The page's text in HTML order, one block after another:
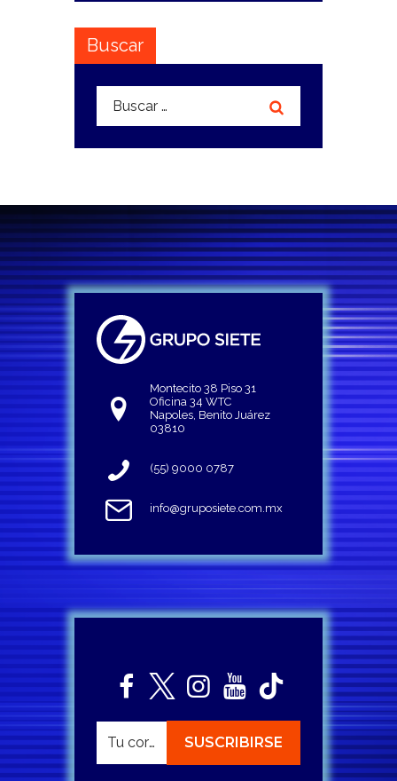
Buscar
Buscar:
Montecito 38 Piso 31
Oficina 34 WTC
Napoles, Benito Juárez
03810
(55) 9000 0787
info@gruposiete.com.mx